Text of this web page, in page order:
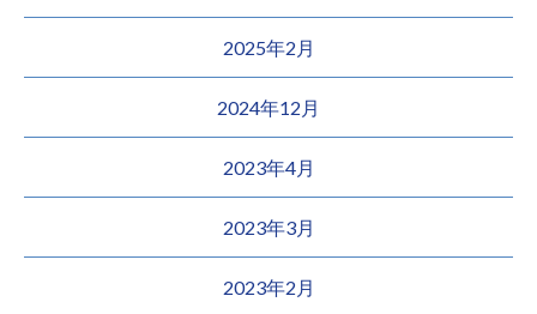
2025年2月
2024年12月
2023年4月
2023年3月
2023年2月